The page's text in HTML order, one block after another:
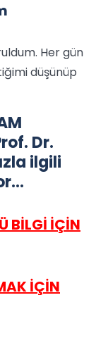
Her gün
düşünüp
Dr.
ilgili
BİLGİ İÇİN
İÇİN